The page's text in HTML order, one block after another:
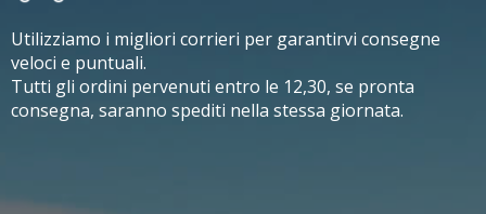
Utilizziamo i migliori corrieri per garantirvi consegne
veloci e puntuali.
Tutti gli ordini pervenuti entro le 12,30, se pronta
consegna, saranno spediti nella stessa giornata.